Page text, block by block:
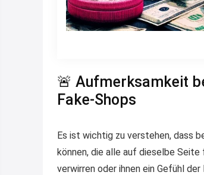
🚨 Aufmerksamkeit
Fake-Shops
Es ist wichtig zu verstehen, dass
können, die alle auf dieselbe
verwirren oder ihnen ein Gefühl